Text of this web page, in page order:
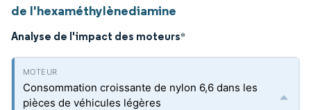
de l'hexaméthylènediamine
Analyse de l'impact des moteurs*
Consommation croissante de nylon 6,6 dans les
pièces de véhicules légères